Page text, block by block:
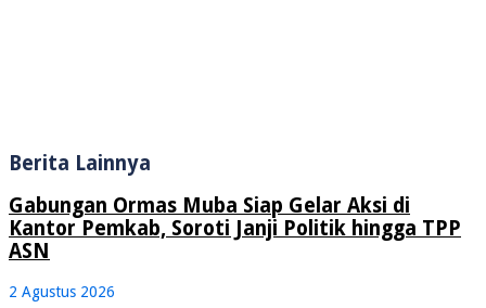
Berita Lainnya
Gabungan Ormas Muba Siap Gelar Aksi di
Kantor Pemkab, Soroti Janji Politik hingga TPP
ASN
2 Agustus 2026